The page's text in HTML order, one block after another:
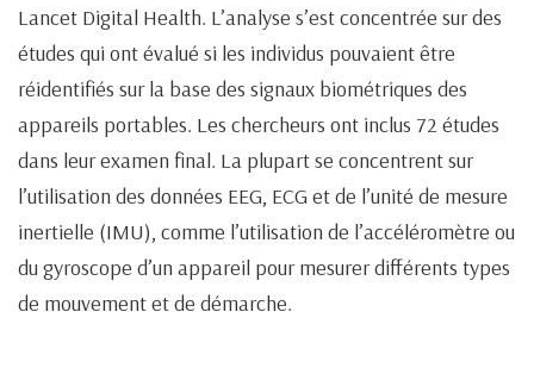
Lancet Digital Health. L’analyse s’est concentrée sur des
études qui ont évalué si les individus pouvaient être
réidentifiés sur la base des signaux biométriques des
appareils portables. Les chercheurs ont inclus 72 études
dans leur examen final. La plupart se concentrent sur
l’utilisation des données EEG, ECG et de l’unité de mesure
inertielle (IMU), comme l’utilisation de l’accéléromètre ou
du gyroscope d’un appareil pour mesurer différents types
de mouvement et de démarche.